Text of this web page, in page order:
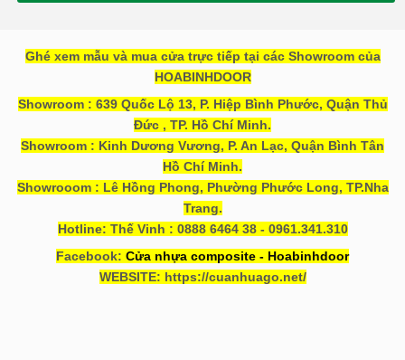
Ghé xem mẫu và mua cửa trực tiếp tại các Showroom của
HOABINHDOOR
Showroom : 639 Quốc Lộ 13, P. Hiệp Bình Phước, Quận Thủ
Đức , TP. Hồ Chí Minh.
Showroom : Kinh Dương Vương, P. An Lạc, Quận Bình Tân
Hồ Chí Minh.
Showrooom : Lê Hồng Phong, Phường Phước Long, TP.Nha
Trang.
Hotline: Thế Vinh : 0888 6464 38 - 0961.341.310
Facebook: Cửa nhựa composite - Hoabinhdoor
WEBSITE: https://cuanhuago.net/